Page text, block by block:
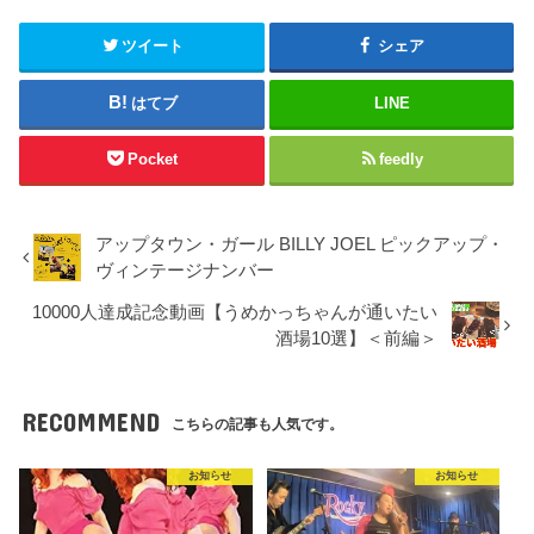
ツイート シェア
はてブ LINE
Pocket feedly
アップタウン・ガール BILLY JOEL ピックアップ・
ヴィンテージナンバー
10000人達成記念動画【うめかっちゃんが通いたい
酒場10選】＜前編＞
RECOMMEND こちらの記事も人気です。
お知らせ お知らせ